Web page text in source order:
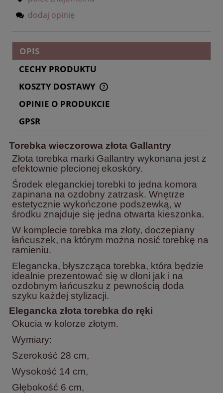
dodaj opinię
OPIS
CECHY PRODUKTU
KOSZTY DOSTAWY
CENA NIE ZAWIERA EWENTUALNYCH KOSZTÓW
PŁATNOŚCI
OPINIE O PRODUKCIE
GPSR
Torebka wieczorowa złota Gallantry
Złota torebka marki Gallantry wykonana jest z
efektownie plecionej ekoskóry.
Środek eleganckiej torebki to jedna komora
zapinana na ozdobny zatrzask. Wnętrze
estetycznie wykończone podszewką, w
środku znajduje się jedna otwarta kieszonka.
W komplecie torebka ma złoty, doczepiany
łańcuszek, na którym można nosić torebkę na
ramieniu.
Elegancka, błyszcząca torebka, która będzie
idealnie prezentować się w dłoni jak i na
ozdobnym łańcuszku z pewnością doda
szyku każdej stylizacji.
Elegancka złota torebka do ręki
Okucia w kolorze złotym.
Wymiary:
Szerokość 28 cm,
Wysokość 14 cm,
Głębokość 6 cm,